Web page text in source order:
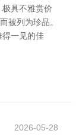
具不雅赏价
被列为珍品。
得一见的佳
2026-05-28